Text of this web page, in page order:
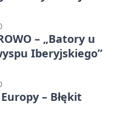
– „Batory u
Iberyjskiego”
– Błękit